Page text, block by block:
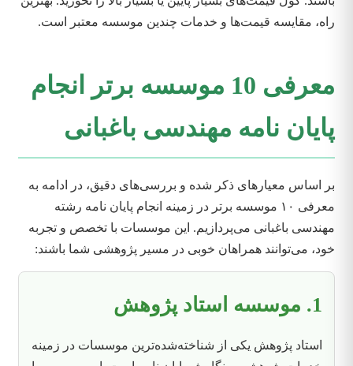
راه، مقایسه قیمت‌ها و خدمات چندین موسسه معتبر است.
معرفی 10 موسسه برتر انجام
پایان نامه مهندسی باغبانی
بر اساس معیارهای ذکر شده و بررسی‌های دقیق، در ادامه به
معرفی ۱۰ موسسه برتر در زمینه انجام پایان نامه رشته
مهندسی باغبانی می‌پردازیم. این موسسات با تخصص و تجربه
خود، می‌توانند همراهان خوبی در مسیر پژوهشی شما باشند:
1. موسسه استاد پژوهش
استاد پژوهش یکی از شناخته‌شده‌ترین موسسات در زمینه